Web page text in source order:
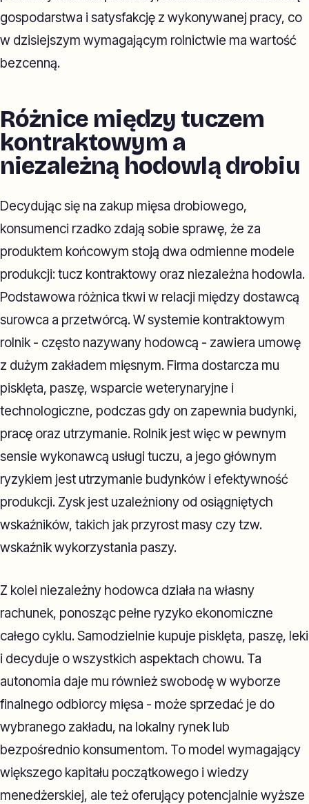
gospodarstwa i satysfakcję z wykonywanej pracy, co
w dzisiejszym wymagającym rolnictwie ma wartość
bezcenną.
Różnice między tuczem
kontraktowym a
niezależną hodowlą drobiu
Decydując się na zakup mięsa drobiowego,
konsumenci rzadko zdają sobie sprawę, że za
produktem końcowym stoją dwa odmienne modele
produkcji: tucz kontraktowy oraz niezależna hodowla.
Podstawowa różnica tkwi w relacji między dostawcą
surowca a przetwórcą. W systemie kontraktowym
rolnik - często nazywany hodowcą - zawiera umowę
z dużym zakładem mięsnym. Firma dostarcza mu
pisklęta, paszę, wsparcie weterynaryjne i
technologiczne, podczas gdy on zapewnia budynki,
pracę oraz utrzymanie. Rolnik jest więc w pewnym
sensie wykonawcą usługi tuczu, a jego głównym
ryzykiem jest utrzymanie budynków i efektywność
produkcji. Zysk jest uzależniony od osiągniętych
wskaźników, takich jak przyrost masy czy tzw.
wskaźnik wykorzystania paszy.
Z kolei niezależny hodowca działa na własny
rachunek, ponosząc pełne ryzyko ekonomiczne
całego cyklu. Samodzielnie kupuje pisklęta, paszę, leki
i decyduje o wszystkich aspektach chowu. Ta
autonomia daje mu również swobodę w wyborze
finalnego odbiorcy mięsa - może sprzedać je do
wybranego zakładu, na lokalny rynek lub
bezpośrednio konsumentom. To model wymagający
większego kapitału początkowego i wiedzy
menedżerskiej, ale też oferujący potencjalnie wyższe